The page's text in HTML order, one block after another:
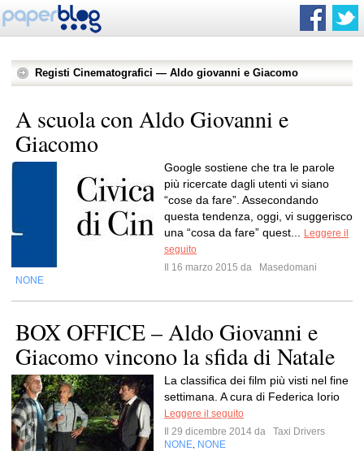
Registi Cinematografici — Aldo giovanni e Giacomo
A scuola con Aldo Giovanni e
Giacomo
Google sostiene che tra le parole
più ricercate dagli utenti vi siano
“cose da fare”. Assecondando
questa tendenza, oggi, vi suggerisco
una “cosa da fare” quest...
Leggere il
seguito
Il 16 marzo 2015 da
Masedomani
NONE
BOX OFFICE – Aldo Giovanni e
Giacomo vincono la sfida di Natale
La classifica dei film più visti nel fine
settimana. A cura di Federica Iorio
Leggere il seguito
Il 29 dicembre 2014 da
Taxi Drivers
NONE NONE